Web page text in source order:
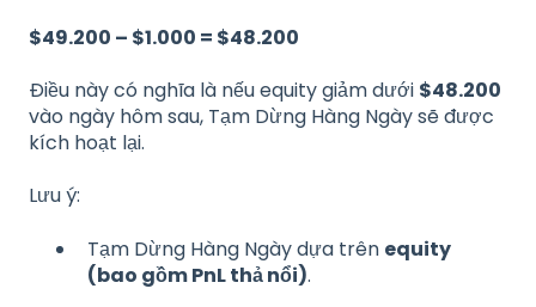
$49.200 – $1.000 = $48.200
Điều này có nghĩa là nếu equity giảm dưới $48.200
vào ngày hôm sau, Tạm Dừng Hàng Ngày sẽ được
kích hoạt lại.
Lưu ý:
Tạm Dừng Hàng Ngày dựa trên equity
(bao gồm PnL thả nổi).